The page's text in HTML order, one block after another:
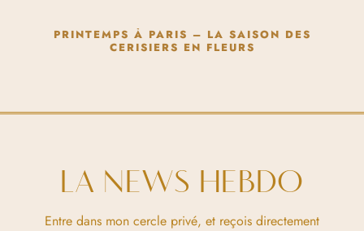
PRINTEMPS À PARIS – LA SAISON DES
CERISIERS EN FLEURS
LA NEWS HEBDO
Entre dans mon cercle privé, et reçois directement